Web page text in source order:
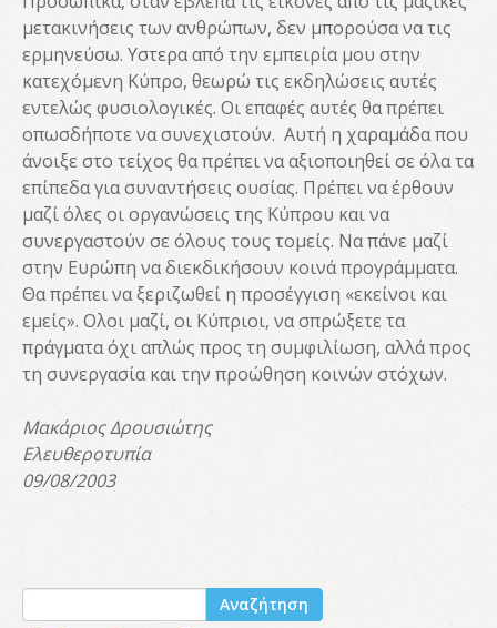
μετακινήσεις των ανθρώπων, δεν μπορούσα να τις
ερμηνεύσω. Υστερα από την εμπειρία μου στην
κατεχόμενη Κύπρο, θεωρώ τις εκδηλώσεις αυτές
εντελώς φυσιολογικές. Οι επαφές αυτές θα πρέπει
οπωσδήποτε να συνεχιστούν. Αυτή η χαραμάδα που
άνοιξε στο τείχος θα πρέπει να αξιοποιηθεί σε όλα τα
επίπεδα για συναντήσεις ουσίας. Πρέπει να έρθουν
μαζί όλες οι οργανώσεις της Κύπρου και να
συνεργαστούν σε όλους τους τομείς. Να πάνε μαζί
στην Ευρώπη να διεκδικήσουν κοινά προγράμματα.
Θα πρέπει να ξεριζωθεί η προσέγγιση «εκείνοι και
εμείς». Ολοι μαζί, οι Κύπριοι, να σπρώξετε τα
πράγματα όχι απλώς προς τη συμφιλίωση, αλλά προς
τη συνεργασία και την προώθηση κοινών στόχων.
Μακάριος Δρουσιώτης
Ελευθεροτυπία
09/08/2003
Αναζήτηση